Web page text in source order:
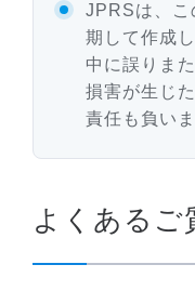
JPRSは、こ
期して作成
中に誤りま
損害が生じ
責任も負いま
よくあるご